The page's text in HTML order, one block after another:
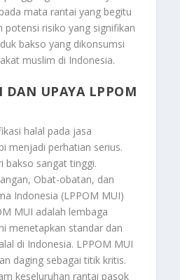
mata rantai yang begitu
potensi risiko yang signifikan
bakso yang dikonsumsi
muslim di Indonesia.
DAN UPAYA LPPOM
halal pada jasa
menjadi perhatian serius.
bakso sangat tinggi.
Obat-obatan, dan
Indonesia (LPPOM MUI)
MUI adalah lembaga
menetapkan standar dan
di Indonesia. LPPOM MUI
daging sebagai titik kritis.
keseluruhan rantai pasok